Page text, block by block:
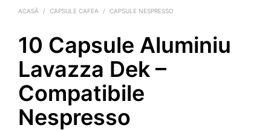
ACASĂ / CAPSULE CAFEA / CAPSULE NESPRESSO
10 Capsule Aluminiu
Lavazza Dek –
Compatibile
Nespresso